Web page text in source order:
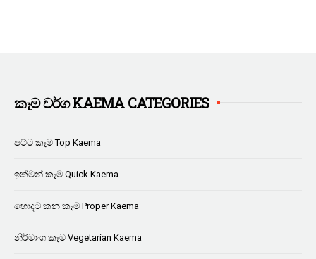
කෑම වර්ග KAEMA CATEGORIES
පට්ට කෑම Top Kaema
ඉක්මන් කෑම Quick Kaema
හොදට කන කෑම Proper Kaema
නිර්මාංශ කෑම Vegetarian Kaema